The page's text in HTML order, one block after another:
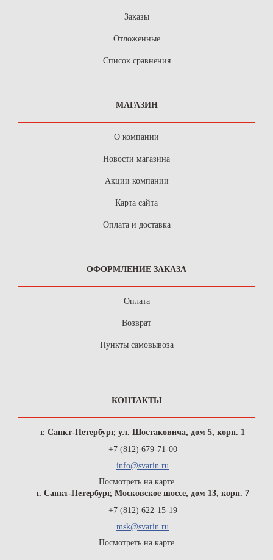
Заказы
Отложенные
Список сравнения
МАГАЗИН
О компании
Новости магазина
Акции компании
Карта сайта
Оплата и доставка
ОФОРМЛЕНИЕ ЗАКАЗА
Оплата
Возврат
Пункты самовывоза
КОНТАКТЫ
г. Санкт-Петербург, ул. Шостаковича, дом 5, корп. 1
+7 (812) 679-71-00
info@svarin.ru
Посмотреть на карте
г. Санкт-Петербург, Московское шоссе, дом 13, корп. 7
+7 (812) 622-15-19
msk@svarin.ru
Посмотреть на карте